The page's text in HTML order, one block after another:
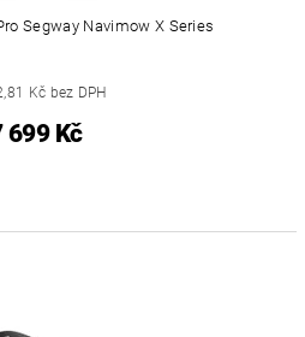
Segway Navimow X Series
Kč bez DPH
699 Kč